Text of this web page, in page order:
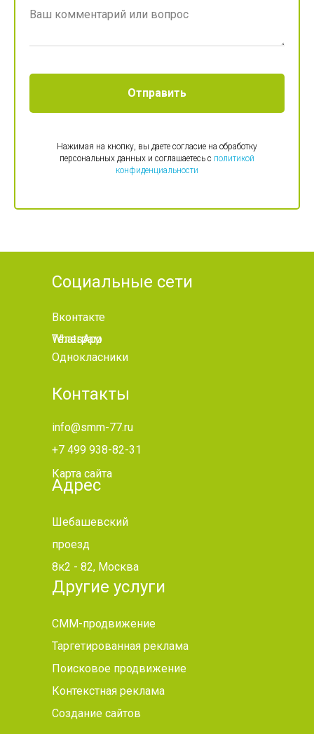
Отправить
Нажимая на кнопку, вы даете согласие на обработку
персональных данных и соглашаетесь c политикой
конфиденциальности
Социальные сети
Контакты
Адрес
info@smm-77.ru
+7 499 938-82-31
Шебашевский
проезд
8к2 - 82, Москва
Другие услуги
СММ-продвижение
Таргетированная реклама
Поисковое продвижение
Контекстная реклама
Создание сайтов
Карта сайта
Вконтакте
WhatsApp
Телеграм
Однокласники